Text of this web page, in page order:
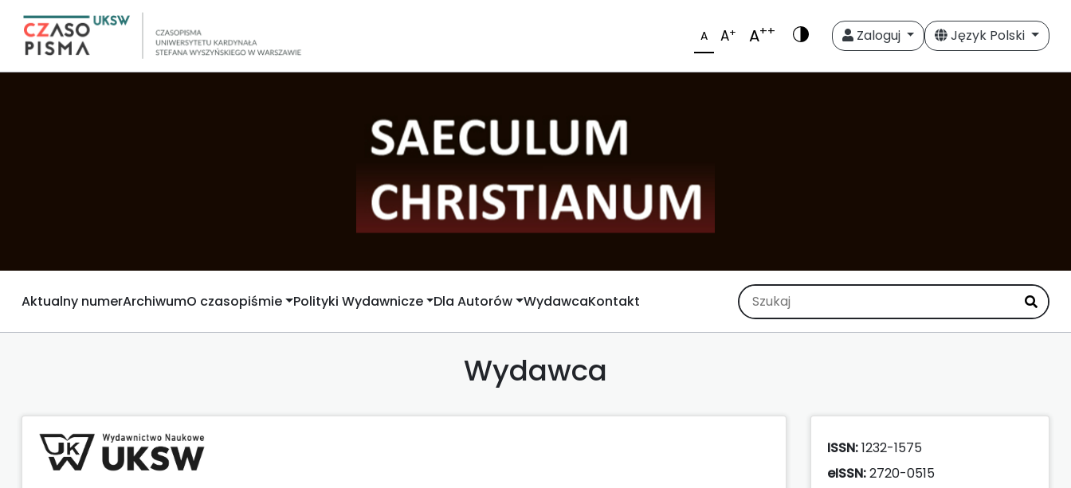
A A+ A++ Zaloguj Język Polski
Aktualny numerArchiwumO czasopiśmie Polityki Wydawnicze Dla Autorów WydawcaKontakt
Wydawca
ISSN:1232-1575
eISSN:2720-0515